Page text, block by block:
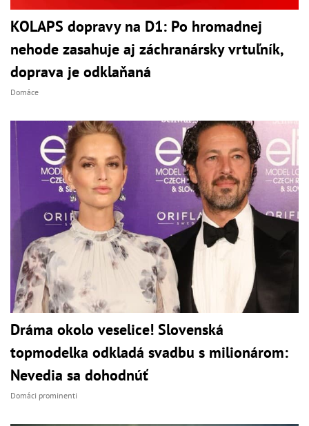
KOLAPS dopravy na D1: Po hromadnej
nehode zasahuje aj záchranársky vrtuľník,
doprava je odklaňaná
Domáce
Dráma okolo veselice! Slovenská
topmodelka odkladá svadbu s milionárom:
Nevedia sa dohodnúť
Domáci prominenti